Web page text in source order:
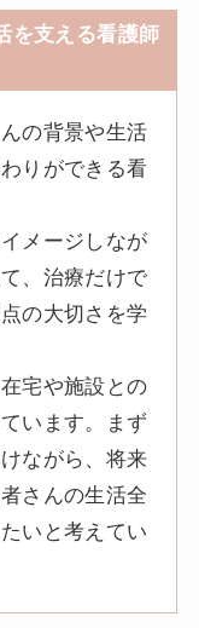
を支える看護師
の背景や生活
りができる看
メージしなが
、治療だけで
の大切さを学
宅や施設との
います。まず
ながら、将来
さんの生活全
いと考えてい